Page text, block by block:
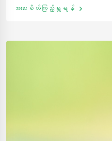
အသေးစိတ်ကြည့်ရှု့ရန်